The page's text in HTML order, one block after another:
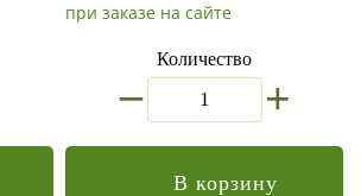
при заказе на сайте
Количество
+
В корзину